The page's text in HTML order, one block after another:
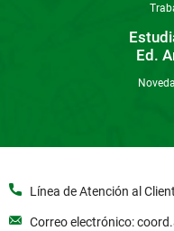
Ed.
Línea de Atención al
Correo electrónico: